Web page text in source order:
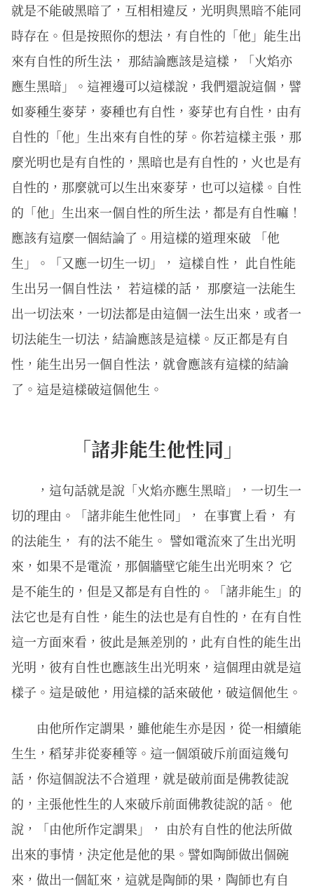
就是不能破黑暗了，互相相違反，光明與黑暗不能同
時存在。但是按照你的想法，有自性的「他」能生出
來有自性的所生法， 那結論應該是這樣，「火焰亦
應生黑暗」。這裡邊可以這樣說，我們還說這個，譬
如麥種生麥芽，麥種也有自性，麥芽也有自性，由有
自性的「他」生出來有自性的芽。你若這樣主張，那
麼光明也是有自性的，黑暗也是有自性的，火也是有
自性的，那麼就可以生出來麥芽，也可以這樣。自性
的「他」生出來一個自性的所生法，都是有自性嘛！
應該有這麼一個結論了。用這樣的道理來破 「他
生」。「又應一切生一切」， 這樣自性， 此自性能
生出另一個自性法， 若這樣的話， 那麼這一法能生
出一切法來，一切法都是由這個一法生出來，或者一
切法能生一切法，結論應該是這樣。反正都是有自
性，能生出另一個自性法，就會應該有這樣的結論
了。這是這樣破這個他生。
「諸非能生他性同」
，這句話就是說「火焰亦應生黑暗」，一切生一
切的理由。「諸非能生他性同」， 在事實上看， 有
的法能生， 有的法不能生。 譬如電流來了生出光明
來，如果不是電流，那個牆壁它能生出光明來？ 它
是不能生的，但是又都是有自性的。「諸非能生」的
法它也是有自性，能生的法也是有自性的，在有自性
這一方面來看，彼此是無差別的，此有自性的能生出
光明，彼有自性也應該生出光明來，這個理由就是這
樣子。這是破他，用這樣的話來破他，破這個他生。
由他所作定謂果，雖他能⽣亦是因，從⼀相續能
⽣⽣，稻芽⾮從⿆種等。這一個頌破斥前面這幾句
話，你這個說法不合道理，就是破前面是佛教徒說
的，主張他性生的人來破斥前面佛教徒說的話。 他
說，「由他所作定謂果」， 由於有自性的他法所做
出來的事情，決定他是他的果。譬如陶師做出個碗
來，做出一個缸來，這就是陶師的果，陶師也有自